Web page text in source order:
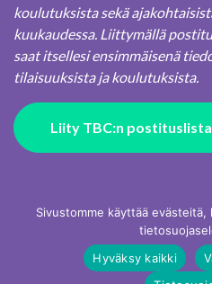
koulutuksista sekä
kuukaudessa. Liittymällä
saat itsellesi ensimmäisenä
tilaisuuksista ja koulutuksista.
Liity TBC:n
Sivustomme käyttää
Hyväksy kaikki